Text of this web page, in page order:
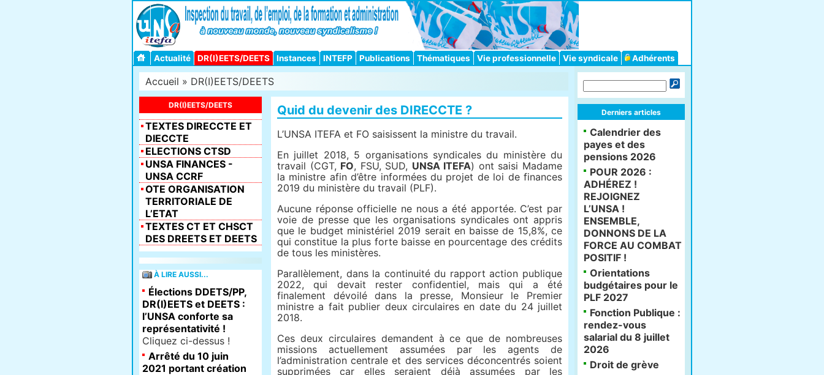
Actualité DR(I)EETS/DEETS Instances INTEFP Publications Thématiques Vie professionnelle Vie syndicale Adhérents
Accueil » DR(I)EETS/DEETS
Quid du devenir des DIRECCTE ?
L’UNSA ITEFA et FO saisissent la ministre du travail.
En juillet 2018, 5 organisations syndicales du ministère du
travail (CGT, FO, FSU, SUD, UNSA ITEFA) ont saisi Madame
la ministre afin d’être informées du projet de loi de finances
2019 du ministère du travail (PLF).
Aucune réponse officielle ne nous a été apportée. C’est par
voie de presse que les organisations syndicales ont appris
que le budget ministériel 2019 serait en baisse de 15,8%, ce
qui constitue la plus forte baisse en pourcentage des crédits
de tous les ministères.
Parallèlement, dans la continuité du rapport action publique
2022, qui devait rester confidentiel, mais qui a été
finalement dévoilé dans la presse, Monsieur le Premier
ministre a fait publier deux circulaires en date du 24 juillet
2018.
Ces deux circulaires demandent à ce que de nombreuses
missions actuellement assumées par les agents de
l’administration centrale et des services déconcentrés soient
supprimées car elles seraient déjà assumées par les
DR(I)EETS/DEETS
TEXTES DIRECCTE ET
DIECCTE
ELECTIONS CTSD
UNSA FINANCES -
UNSA CCRF
OTE ORGANISATION
TERRITORIALE DE
L’ETAT
TEXTES CT ET CHSCT
DES DREETS ET DEETS
À LIRE AUSSI...
Élections DDETS/PP,
DR(I)EETS et DEETS :
l’UNSA conforte sa
représentativité !
Cliquez ci-dessus !
Arrêté du 10 juin
2021 portant création
Derniers articles
Calendrier des
payes et des
pensions 2026
POUR 2026 :
ADHÉREZ !
REJOIGNEZ
L’UNSA !
ENSEMBLE,
DONNONS DE LA
FORCE AU COMBAT
POSITIF !
Orientations
budgétaires pour le
PLF 2027
Fonction Publique :
rendez-vous
salarial du 8 juillet
2026
Droit de grève